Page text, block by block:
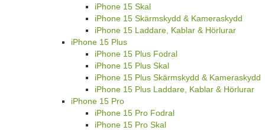
iPhone 15 Skal
iPhone 15 Skärmskydd & Kameraskydd
iPhone 15 Laddare, Kablar & Hörlurar
iPhone 15 Plus
iPhone 15 Plus Fodral
iPhone 15 Plus Skal
iPhone 15 Plus Skärmskydd & Kameraskydd
iPhone 15 Plus Laddare, Kablar & Hörlurar
iPhone 15 Pro
iPhone 15 Pro Fodral
iPhone 15 Pro Skal